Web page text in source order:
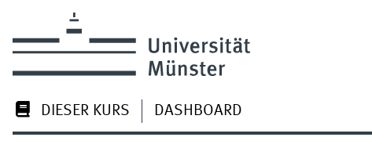
DIESER KURS DASHBOARD